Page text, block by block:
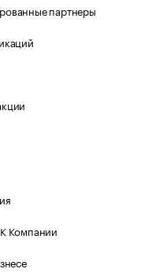
партнеры
Компании